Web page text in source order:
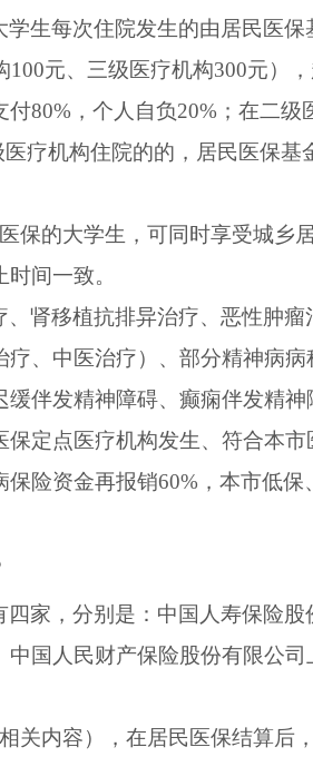
生每次住院发生的由居民医
100元、三级医疗机构300元）
付80% ，个人自负20% ；在二
医疗机构住院的的，居民医保基
保的大学生，可同时享受城乡
间一致。
肾移植抗排异治疗、恶性肿
、中医治疗）、部分精神病病
伴发精神障碍、癫痫伴发精
定点医疗机构发生、符合本市
保险资金再报销60% ，本市低
家，分别是：中国人寿保险
国人民财产保险股份有限公
相关内容），在居民医保结算后